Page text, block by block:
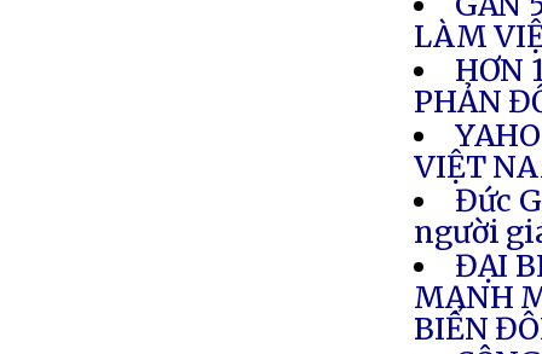
LÀM
HƠN
PHẢN
VIỆT
Đức
người
ĐẠI
MẠNH
BIỂN